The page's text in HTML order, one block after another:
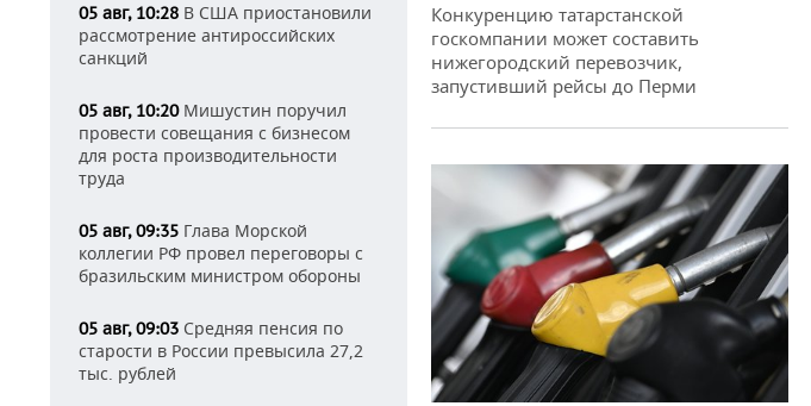
05 авг, 10:28 В США приостановили
рассмотрение антироссийских
санкций
05 авг, 10:20Мишустин поручил
провести совещания с бизнесом
для роста производительности
труда
05 авг, 09:35 Глава Морской
коллегии РФ провел переговоры с
бразильским министром обороны
05 авг, 09:03 Средняя пенсия по
старости в России превысила 27,2
тыс. рублей
Конкуренцию татарстанской
госкомпании может составить
нижегородский перевозчик,
запустивший рейсы до Перми